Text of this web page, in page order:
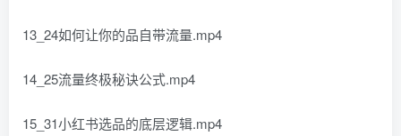
13_24如何让你的品自带流量.mp4
14_25流量终极秘诀公式.mp4
15_31小红书选品的底层逻辑.mp4